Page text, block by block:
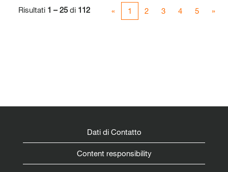
Risultati 1 – 25di 112 « 1 2 3 4 5 »
Dati di Contatto
Content responsibility